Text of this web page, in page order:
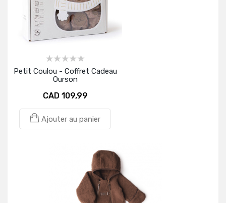
Petit Coulou - Coffret Cadeau
Ourson
CAD 109,99
Ajouter au panier